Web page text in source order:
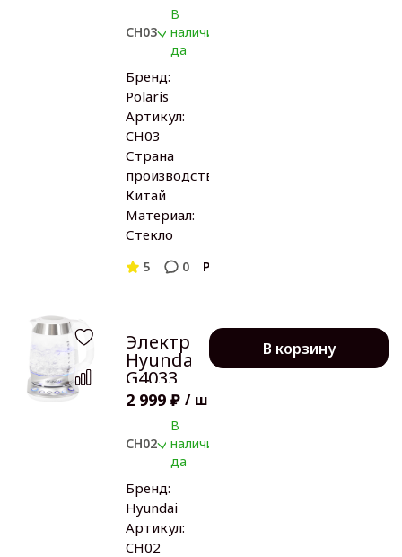
В
наличии:
да
CH03
Бренд:
Polaris
Артикул:
CH03
Страна
производства:
Китай
Материал:
Стекло
5 0 Polaris
2 999 ₽ / шт
Электрочайник
Hyundai HYK-
G4033
В
наличии:
да
CH02
Бренд:
Hyundai
Артикул:
CH02
В корзину